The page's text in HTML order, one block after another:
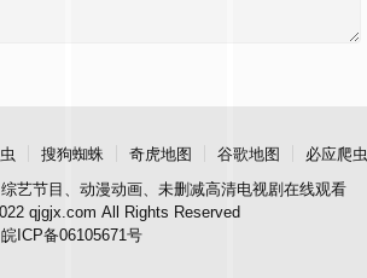
搜狗蜘蛛 奇虎地图 谷歌地图
必应爬虫
艺节目、动漫动画、未删减高清电视剧在线观看
qjgjx.com All Rights Reserved
皖ICP备06105671号